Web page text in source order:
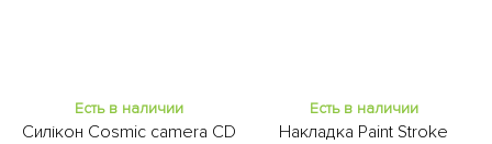
Есть в наличии
Силікон Cosmic camera CD
Есть в наличии
Накладка Paint Stroke